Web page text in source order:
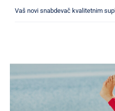
Vaš novi snabdevač kvalitetnim